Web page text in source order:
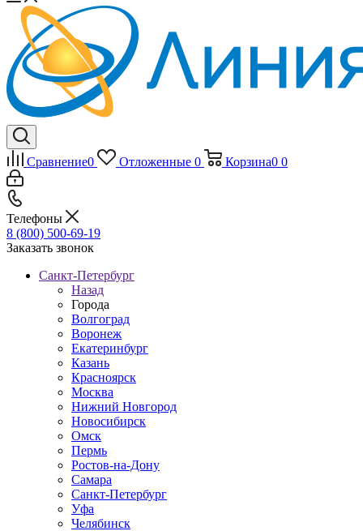
Сравнение0 Отложенные 0 Корзина0 0
Телефоны
8 (800) 500-69-19
Заказать звонок
Санкт-Петербург
Назад
Города
Волгоград
Воронеж
Екатеринбург
Казань
Красноярск
Москва
Нижний Новгород
Новосибирск
Омск
Пермь
Ростов-на-Дону
Самара
Санкт-Петербург
Уфа
Челябинск